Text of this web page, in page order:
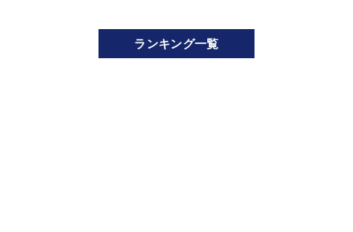
ランキング一覧